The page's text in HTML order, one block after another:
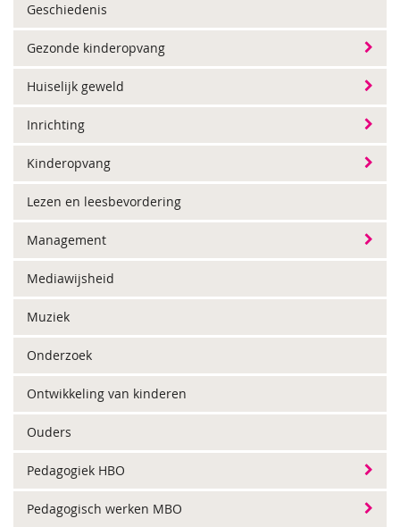
Geschiedenis
Gezonde kinderopvang
Huiselijk geweld
Inrichting
Kinderopvang
Lezen en leesbevordering
Management
Mediawijsheid
Muziek
Onderzoek
Ontwikkeling van kinderen
Ouders
Pedagogiek HBO
Pedagogisch werken MBO